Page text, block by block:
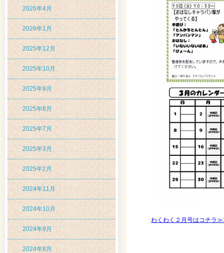
2026年4月
2026年1月
2025年12月
2025年10月
2025年9月
2025年8月
2025年7月
2025年3月
2025年2月
2024年11月
2024年10月
2024年9月
2024年8月
わくわく２月号はコチ